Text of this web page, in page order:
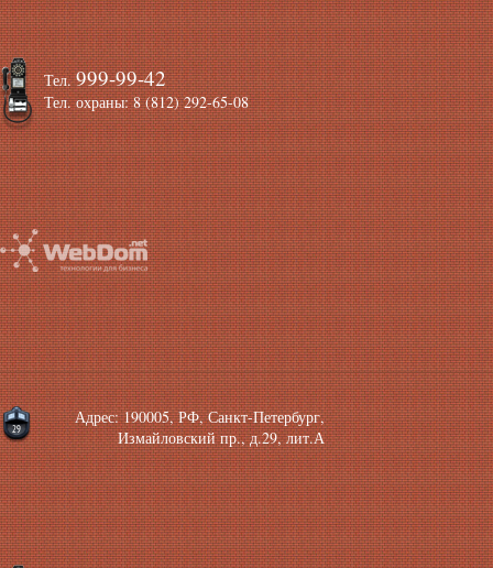
Тел.999-99-42
Тел. охраны: 8 (812) 292-65-08
Адрес: 190005, РФ, Санкт-Петербург,
Измайловский пр., д.29, лит.А